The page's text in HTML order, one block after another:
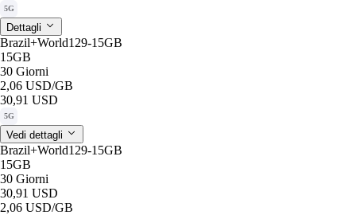
5G
Dettagli
Brazil+World129-15GB
15GB
30 Giorni
2,06 USD/GB
30,91 USD
5G
Vedi dettagli
Brazil+World129-15GB
15GB
30 Giorni
30,91 USD
2,06 USD/GB